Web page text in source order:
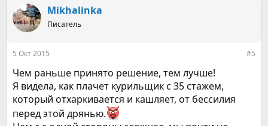
ц
и
Mikhalinka
Писатель
5 Окт 2015 #5
Чем раньше принято решение, тем лучше!
Я видела, как плачет курильщик с 35 стажем,
который отхаркивается и кашляет, от бессилия
перед этой дрянью.